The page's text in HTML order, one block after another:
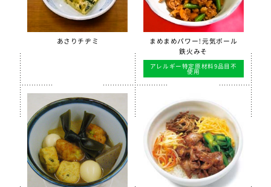
郷土料理
全学栄 豚レバーチップ
蒸し挽き割り大豆
学校給食用カルシウム米
えごまふりかけ
【只今休売中】菜の花ふりかけ
あさりチヂミ
まめまめパワー！元気ボール
鉄火みそ
アレルギー特定原材料9品目不
使用